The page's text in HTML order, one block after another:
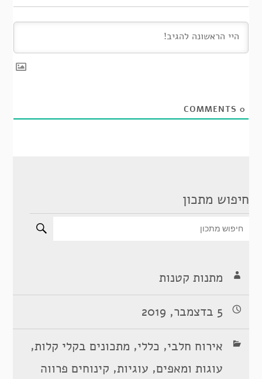
0
חיפוש מתכון
מתנות קטנות
5 בדצמבר, 2019
אירוח חלבי, כללי, מתכונים בקלי קלות,
עוגות ומאפים, עוגיות, קינוחים פרווה